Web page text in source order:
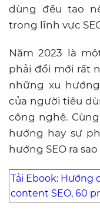
dùng đều tạo
trong lĩnh vực
Năm 2023 là
phải đổi mới rất
những xu
của người tiêu
công nghệ.
hướng hay sự
hướng SEO ra
Tải Ebook: Hướng
content SEO, 60